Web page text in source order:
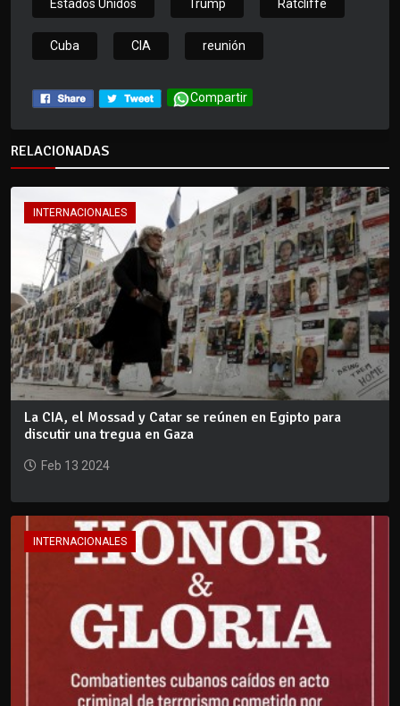
Estados Unidos Trump Ratcliffe
Cuba CIA reunión
Compartir
RELACIONADAS
INTERNACIONALES
La CIA, el Mossad y Catar se reúnen en Egipto para
discutir una tregua en Gaza
Feb 13 2024
INTERNACIONALES